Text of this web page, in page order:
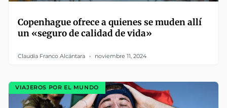
Copenhague ofrece a quienes se muden allí
un «seguro de calidad de vida»
Claudia Franco Alcántara noviembre 11, 2024
VIAJEROS POR EL MUNDO